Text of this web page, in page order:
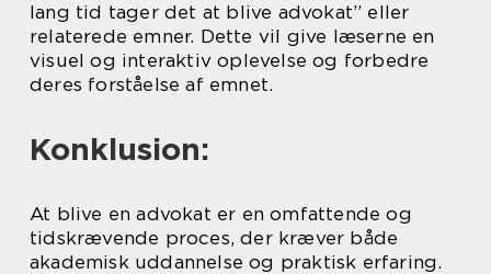
lang tid tager det at blive advokat” eller
relaterede emner. Dette vil give læserne en
visuel og interaktiv oplevelse og forbedre
deres forståelse af emnet.
Konklusion:
At blive en advokat er en omfattende og
tidskrævende proces, der kræver både
akademisk uddannelse og praktisk erfaring.